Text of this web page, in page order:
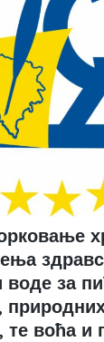
воде за
воћа и